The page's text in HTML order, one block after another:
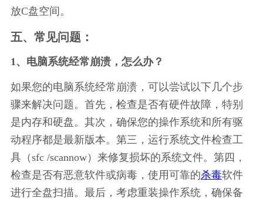
放C盘空间。
五、常见问题：
1、电脑系统经常崩溃，怎么办？
如果您的电脑系统经常崩溃，可以尝试以下几个步
骤来解决问题。首先，检查是否有硬件故障，特别
是内存和硬盘。其次，确保您的操作系统和所有驱
动程序都是最新版本。第三，运行系统文件检查工
具（sfc /scannow）来修复损坏的系统文件。第四，
检查是否有恶意软件或病毒，使用可靠的杀毒软件
进行全盘扫描。最后，考虑重装操作系统，确保备